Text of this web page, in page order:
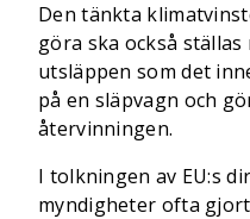
Den tänkta
göra ska också
utsläppen som det
på en släpvagn och
återvinningen.
I tolkningen av EU:s
myndigheter ofta